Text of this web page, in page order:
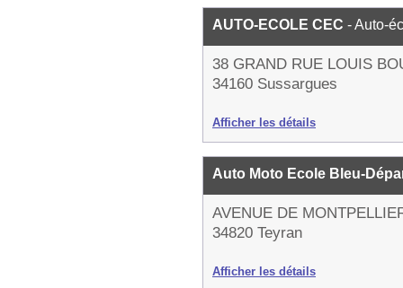
AUTO-ECOLE CEC - Auto-
38 GRAND RUE LOUIS
34160 Sussargues
Afficher les détails
Auto Moto Ecole Bleu-
AVENUE DE
34820 Teyran
Afficher les détails